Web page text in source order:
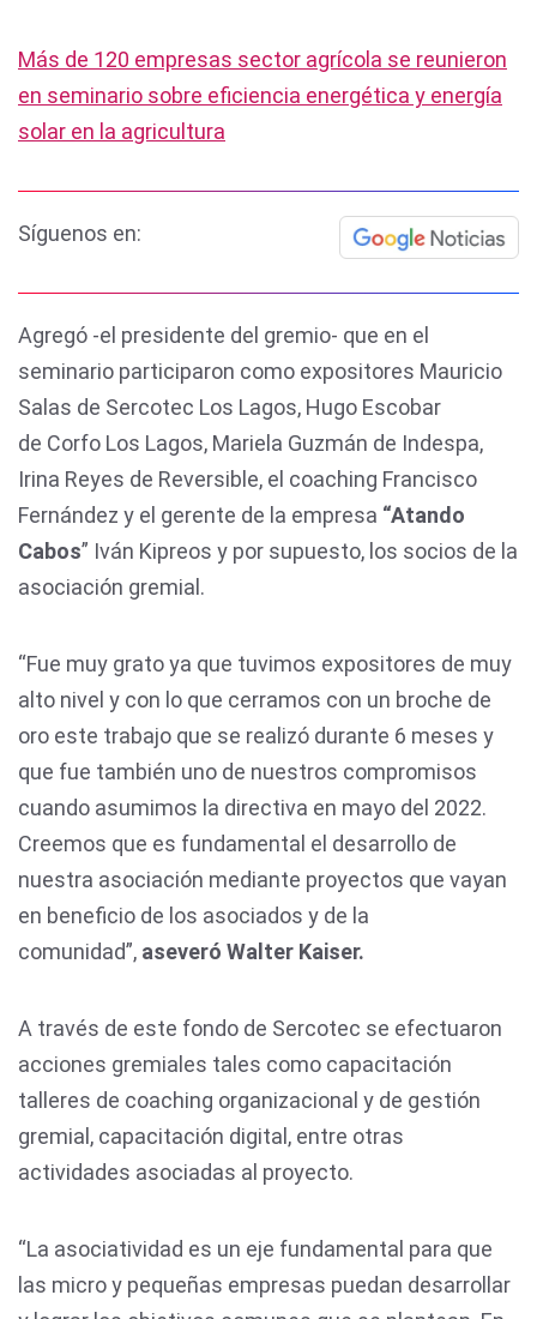
Más de 120 empresas sector agrícola se reunieron
en seminario sobre eficiencia energética y energía
solar en la agricultura
Síguenos en:
Agregó -el presidente del gremio- que en el
seminario participaron como expositores Mauricio
Salas de Sercotec Los Lagos, Hugo Escobar
de Corfo Los Lagos, Mariela Guzmán de Indespa,
Irina Reyes de Reversible, el coaching Francisco
Fernández y el gerente de la empresa “Atando
Cabos” Iván Kipreos y por supuesto, los socios de la
asociación gremial.
“Fue muy grato ya que tuvimos expositores de muy
alto nivel y con lo que cerramos con un broche de
oro este trabajo que se realizó durante 6 meses y
que fue también uno de nuestros compromisos
cuando asumimos la directiva en mayo del 2022.
Creemos que es fundamental el desarrollo de
nuestra asociación mediante proyectos que vayan
en beneficio de los asociados y de la
comunidad”, aseveró Walter Kaiser.
A través de este fondo de Sercotec se efectuaron
acciones gremiales tales como capacitación
talleres de coaching organizacional y de gestión
gremial, capacitación digital, entre otras
actividades asociadas al proyecto.
“La asociatividad es un eje fundamental para que
las micro y pequeñas empresas puedan desarrollar